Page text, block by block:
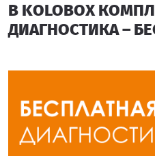
В KOLOBOX
ДИАГНОСТИКА –